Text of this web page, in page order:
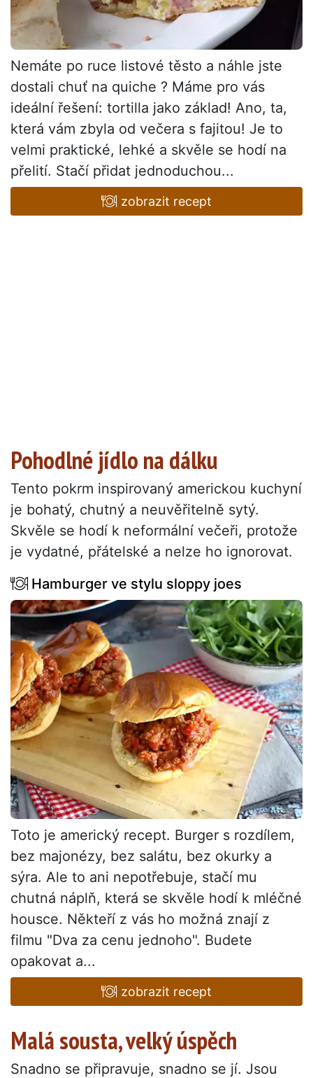
Nemáte po ruce listové těsto a náhle jste
dostali chuť na quiche ? Máme pro vás
ideální řešení: tortilla jako základ! Ano, ta,
která vám zbyla od večera s fajitou! Je to
velmi praktické, lehké a skvěle se hodí na
přelití. Stačí přidat jednoduchou...
zobrazit recept
Pohodlné jídlo na dálku
Tento pokrm inspirovaný americkou kuchyní
je bohatý, chutný a neuvěřitelně sytý.
Skvěle se hodí k neformální večeři, protože
je vydatné, přátelské a nelze ho ignorovat.
Hamburger ve stylu sloppy joes
Toto je americký recept. Burger s rozdílem,
bez majonézy, bez salátu, bez okurky a
sýra. Ale to ani nepotřebuje, stačí mu
chutná náplň, která se skvěle hodí k mléčné
housce. Někteří z vás ho možná znají z
filmu "Dva za cenu jednoho". Budete
opakovat a...
zobrazit recept
Malá sousta, velký úspěch
Snadno se připravuje, snadno se jí. Jsou